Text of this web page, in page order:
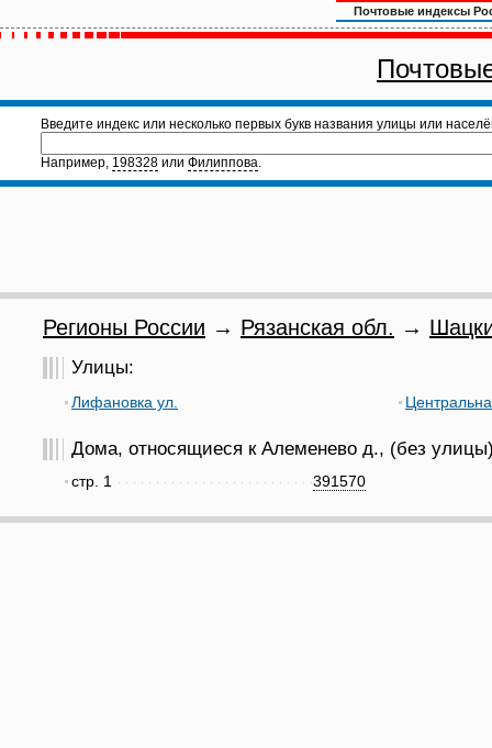
Почтовые индексы
Введите индекс или несколько первых букв названия улицы или
Например, 198328 или Филиппова.
Регионы России → Рязанская обл. →
Улицы:
Лифановка ул.
Дома, относящиеся к Алеменево д., (без
391570
стр. 1